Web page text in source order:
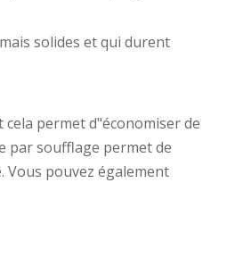
solides et qui durent
permet d"économiser de
par soufflage permet de
Vous pouvez également